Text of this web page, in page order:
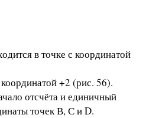
в точке с координатой
+2 (рис. 56).
отсчёта и единичный
точек В, С и D.